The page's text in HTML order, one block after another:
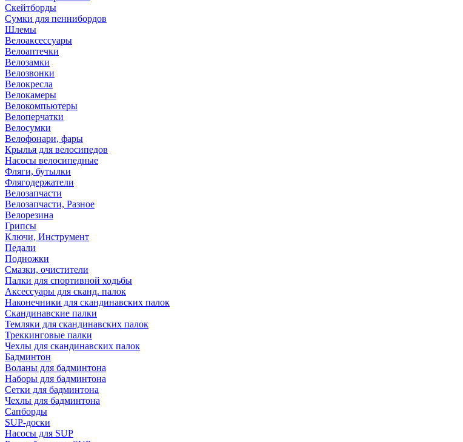
Скейтборды
Сумки для пеннибордов
Шлемы
Велоаксессуары
Велоаптечки
Велозамки
Велозвонки
Велокресла
Велокамеры
Велокомпьютеры
Велоперчатки
Велосумки
Велофонари, фары
Крылья для велосипедов
Насосы велосипедные
Фляги, бутылки
Флягодержатели
Велозапчасти
Велозапчасти, Разное
Велорезина
Грипсы
Ключи, Инструмент
Педали
Подножки
Смазки, очистители
Палки для спортивной ходьбы
Аксессуары для сканд. палок
Наконечники для скандинавских палок
Скандинавские палки
Темляки для скандинавских палок
Треккинговые палки
Чехлы для скандинавских палок
Бадминтон
Воланы для бадминтона
Наборы для бадминтона
Сетки для бадминтона
Чехлы для бадминтона
Сапборды
SUP-доски
Насосы для SUP